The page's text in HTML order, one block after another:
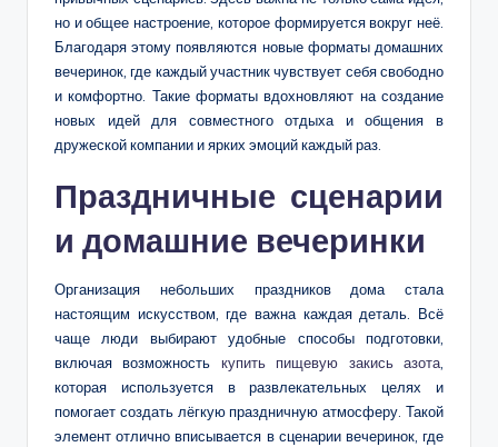
но и общее настроение, которое формируется вокруг неё.
Благодаря этому появляются новые форматы домашних
вечеринок, где каждый участник чувствует себя свободно
и комфортно. Такие форматы вдохновляют на создание
новых идей для совместного отдыха и общения в
дружеской компании и ярких эмоций каждый раз.
Праздничные сценарии
и домашние вечеринки
Организация небольших праздников дома стала
настоящим искусством, где важна каждая деталь. Всё
чаще люди выбирают удобные способы подготовки,
включая возможность купить пищевую закись азота
которая используется в развлекательных целях и
помогает создать лёгкую праздничную атмосферу. Такой
элемент отлично вписывается в сценарии вечеринок, где